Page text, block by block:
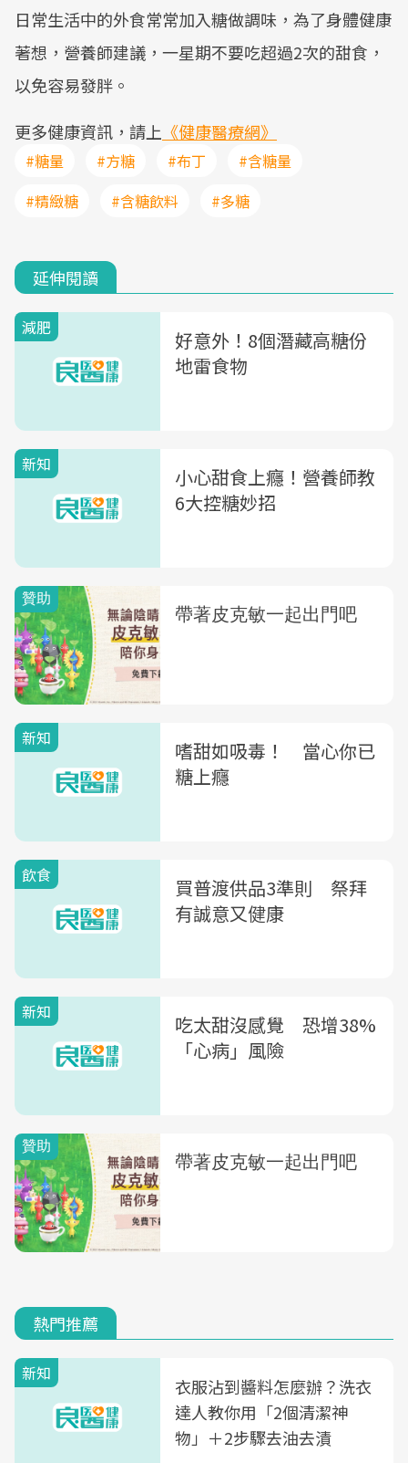
日常生活中的外食常常加入糖做調味，為了身體健康
著想，營養師建議，一星期不要吃超過2次的甜食，
以免容易發胖。
更多健康資訊，請上 《健康醫療網》
#糖量 #方糖 #布丁
#含糖量
#精緻糖
#含糖飲料 #多糖
延伸閱讀
減肥
好意外！8個潛藏高糖份
地雷食物
新知
小心甜食上癮！營養師教
6大控糖妙招
新知
嗜甜如吸毒！ 當心你已
糖上癮
飲食
買普渡供品3準則 祭拜
有誠意又健康
新知
吃太甜沒感覺 恐增38%
「心病」風險
熱門推薦
新知
衣服沾到醬料怎麼辦？洗衣
達人教你用「2個清潔神
物」＋2步驟去油去漬